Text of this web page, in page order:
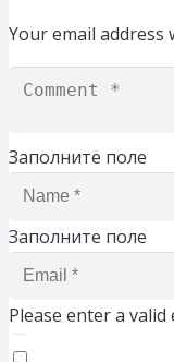
Your email address
Заполните поле
Заполните поле
Please enter a valid